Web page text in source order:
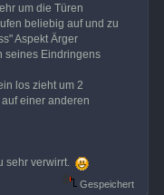
um die Türen
beliebig auf und zu
Aspekt Ärger
seines Eindringens
los zieht um 2
einer anderen
sehr verwirrt.
Gespeichert